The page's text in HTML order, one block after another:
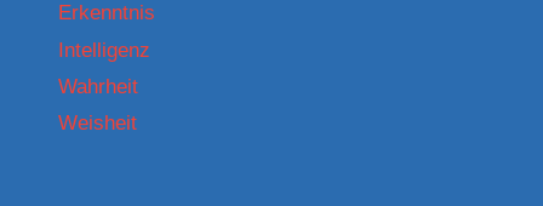
Erkenntnis
Intelligenz
Wahrheit
Weisheit